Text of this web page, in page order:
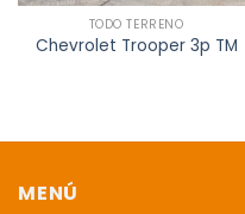
TODO TERRENO
Chevrolet Trooper 3p TM
MENÚ